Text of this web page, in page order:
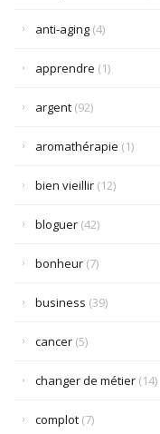
anti-aging (4)
apprendre (1)
argent (92)
aromathérapie (1)
bien vieillir (12)
bloguer (42)
bonheur (7)
business (39)
cancer (5)
changer de métier (14)
complot (7)